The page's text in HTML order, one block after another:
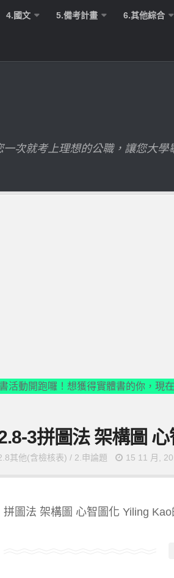
4.國文 5.備考計畫 6.其他綜合
次就考上理想的公職，讓您大學
活動開跑囉！想獲得實體書的你，現
3拼圖法 架構圖
其他(含檢核表) / 2.申論題 15 11 月,
拼圖法 架構圖 心智圖化 Yiling